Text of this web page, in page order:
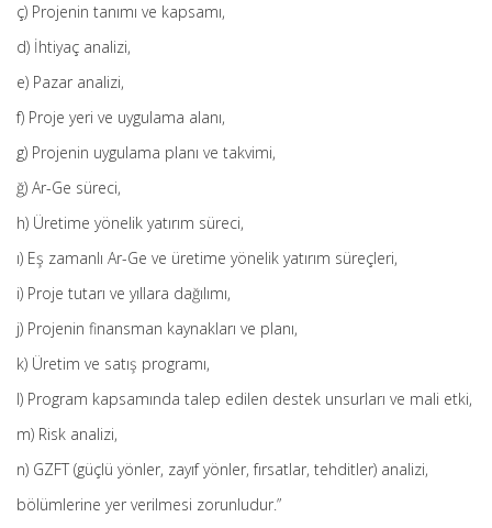
ç) Projenin tanımı ve kapsamı,
d) İhtiyaç analizi,
e) Pazar analizi,
f) Proje yeri ve uygulama alanı,
g) Projenin uygulama planı ve takvimi,
ğ) Ar-Ge süreci,
h) Üretime yönelik yatırım süreci,
ı) Eş zamanlı Ar-Ge ve üretime yönelik yatırım süreçleri,
i) Proje tutarı ve yıllara dağılımı,
j) Projenin finansman kaynakları ve planı,
k) Üretim ve satış programı,
l) Program kapsamında talep edilen destek unsurları ve mali etki,
m) Risk analizi,
n) GZFT (güçlü yönler, zayıf yönler, fırsatlar, tehditler) analizi,
bölümlerine yer verilmesi zorunludur.”